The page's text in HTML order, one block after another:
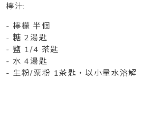
檸汁:
- 檸檬 半個
- 糖 2湯匙
- 鹽 1/4 茶匙
- 水 4湯匙
- 生粉/粟粉 1茶匙，以小量水溶解